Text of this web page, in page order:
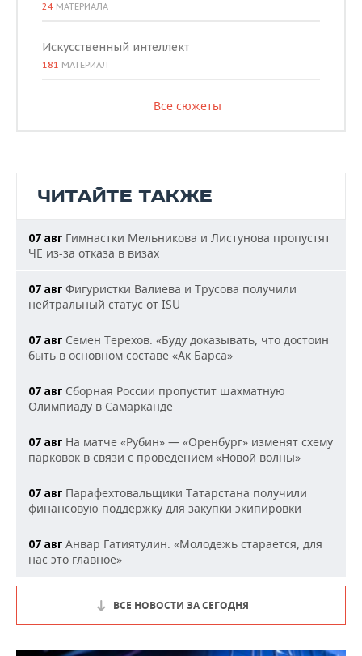
24 МАТЕРИАЛА
Искусственный интеллект
181 МАТЕРИАЛ
Все сюжеты
ЧИТАЙТЕ ТАКЖЕ
07 авг Гимнастки Мельникова и Листунова пропустят
ЧЕ из-за отказа в визах
07 авг Фигуристки Валиева и Трусова получили
нейтральный статус от ISU
07 авг Семен Терехов: «Буду доказывать, что достоин
быть в основном составе «Ак Барса»
07 авг Сборная России пропустит шахматную
Олимпиаду в Самарканде
07 авг На матче «Рубин» — «Оренбург» изменят схему
парковок в связи с проведением «Новой волны»
07 авг Парафехтовальщики Татарстана получили
финансовую поддержку для закупки экипировки
07 авг Анвар Гатиятулин: «Молодежь старается, для
нас это главное»
ВСЕ НОВОСТИ ЗА СЕГОДНЯ